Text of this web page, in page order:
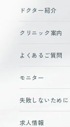
ドクター紹介
クリニック案内
よくあるご質問
モニター
失敗しないために
求人情報